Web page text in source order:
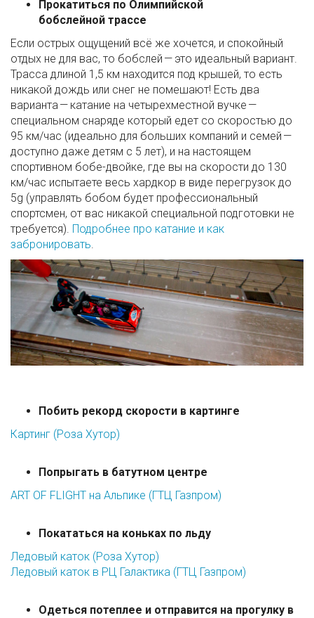
Прокатиться по Олимпийской
бобслейной трассе
Если острых ощущений всё же хочется, и спокойный
отдых не для вас, то бобслей — это идеальный вариант.
Трасса длиной 1,5 км находится под крышей, то есть
никакой дождь или снег не помешают! Есть два
варианта — катание на четырехместной вучке —
специальном снаряде который едет со скоростью до
95 км/час (идеально для больших компаний и семей —
доступно даже детям с 5 лет), и на настоящем
спортивном бобе-двойке, где вы на скорости до 130
км/час испытаете весь хардкор в виде перегрузок до
5g (управлять бобом будет профессиональный
спортсмен, от вас никакой специальной подготовки не
требуется). Подробнее про катание и как
забронировать.
Побить рекорд скорости в картинге
Картинг (Роза Хутор)
Попрыгать в батутном центре
ART OF FLIGHT на Альпике (ГТЦ Газпром)
Покататься на коньках по льду
Ледовый каток (Роза Хутор)
Ледовый каток в РЦ Галактика (ГТЦ Газпром)
Одеться потеплее и отправится на прогулку в